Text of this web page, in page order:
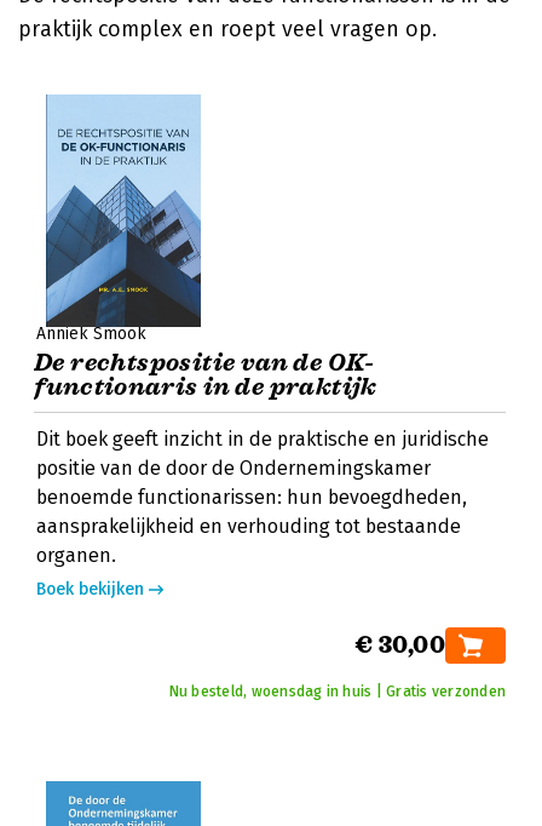
praktijk complex en roept veel vragen op.
Anniek Smook
De rechtspositie van de OK-
functionaris in de praktijk
Dit boek geeft inzicht in de praktische en juridische
positie van de door de Ondernemingskamer
benoemde functionarissen: hun bevoegdheden,
aansprakelijkheid en verhouding tot bestaande
organen.
Boek bekijken
€ 30,00
Nu besteld, woensdag in huis | Gratis verzonden